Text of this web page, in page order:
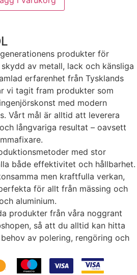
produkter för
av metall, lack och känsliga
erfarenhet från Tysklands
vi tagit fram produkter som
med modern
Vårt mål är alltid att leverera
långvariga resultat – oavsett
med stor
både effektivitet och hållbarhet.
men kraftfulla verkan,
för allt från mässing och
aluminium.
produkter från våra noggrant
så att du alltid kan hitta
av polering, rengöring och